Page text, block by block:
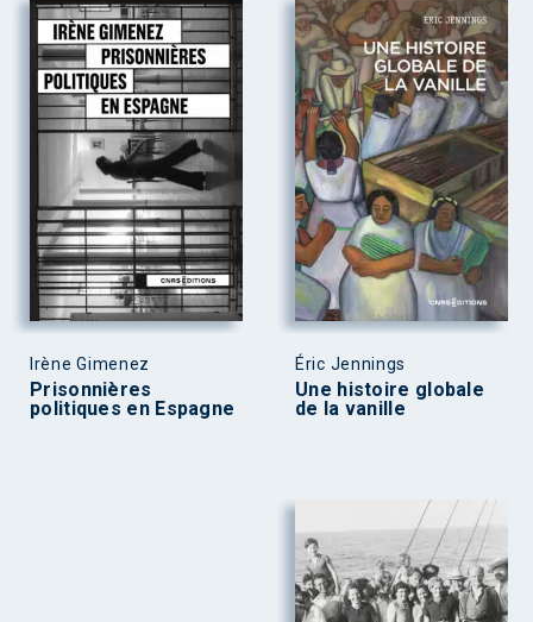
Irène Gimenez
Prisonnières
politiques en Espagne
Éric Jennings
Une histoire globale
de la vanille